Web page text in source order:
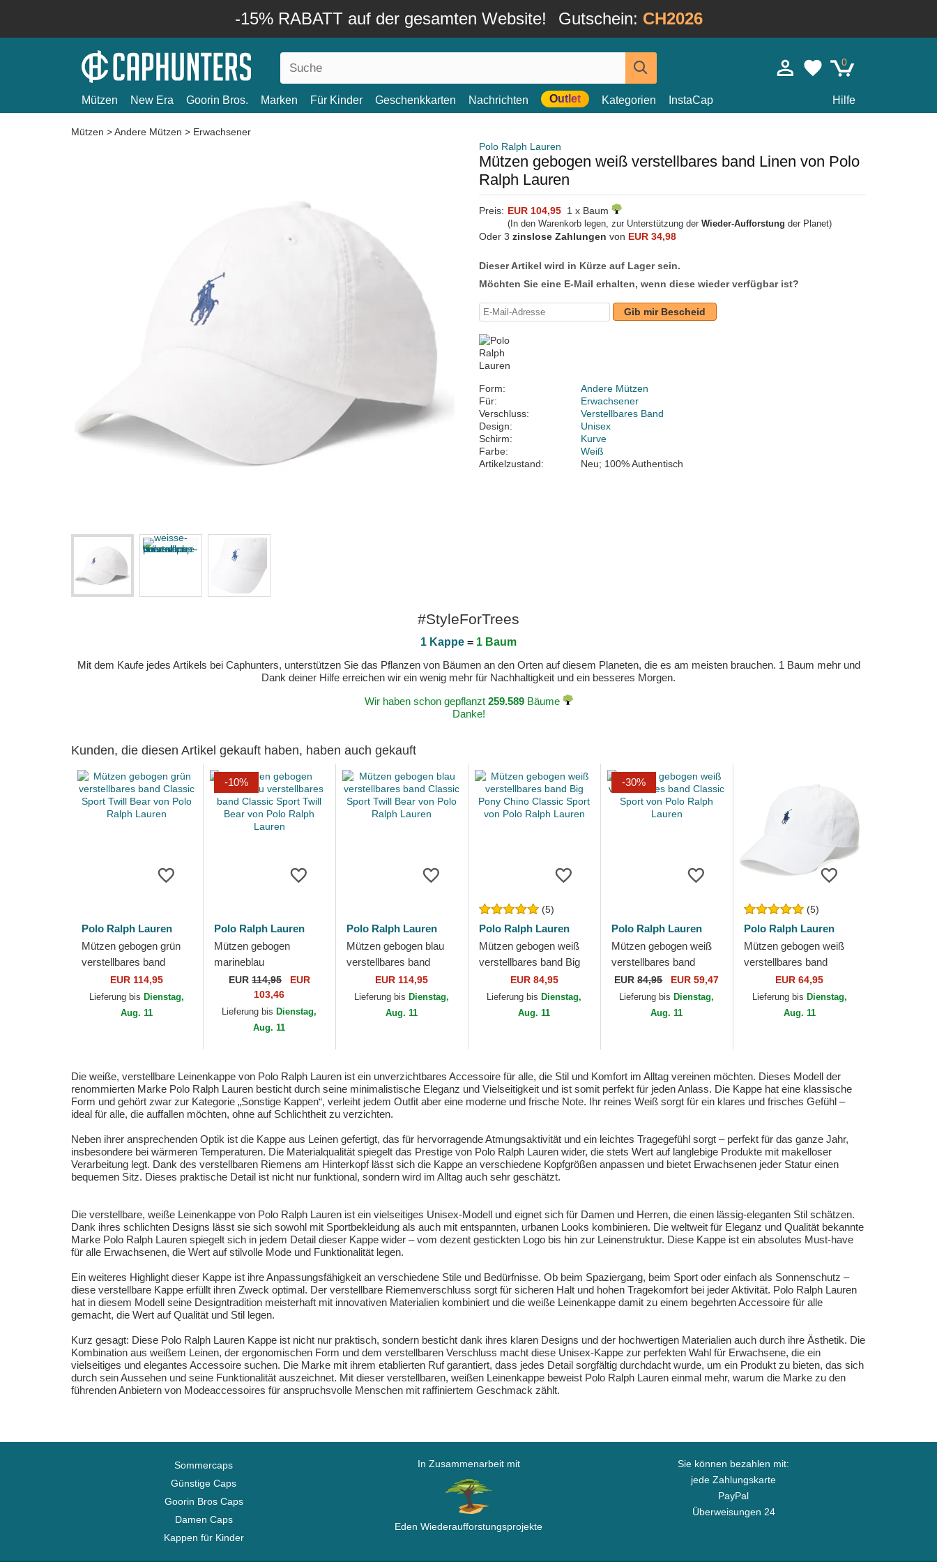
-15% RABATT auf der gesamten Website! Gutschein: CH2026
0
Mützen New Era Goorin Bros. Marken Für Kinder Geschenkkarten Nachrichten Outlet Kategorien InstaCap Hilfe
Mützen >Andere Mützen > Erwachsener
Polo Ralph Lauren
Mützen gebogen weiß verstellbares band Linen von Polo
Ralph Lauren
Preis: EUR 104,95 1 x Baum
(In den Warenkorb legen, zur Unterstützung der Wieder-Aufforstung der Planet)
Oder 3 zinslose Zahlungen von EUR 34,98
Dieser Artikel wird in Kürze auf Lager sein.
Möchten Sie eine E-Mail erhalten, wenn diese wieder verfügbar ist?
Gib mir Bescheid
Form:
Andere Mützen
Für:
Erwachsener
Verschluss:
Verstellbares Band
Design:
Unisex
Schirm:
Kurve
Farbe:
Weiß
Artikelzustand:
Neu; 100% Authentisch
#StyleForTrees
1 Kappe = 1 Baum
Mit dem Kaufe jedes Artikels bei Caphunters, unterstützen Sie das Pflanzen von Bäumen an den Orten auf diesem Planeten, die es am meisten brauchen. 1 Baum mehr und
Dank deiner Hilfe erreichen wir ein wenig mehr für Nachhaltigkeit und ein besseres Morgen.
Wir haben schon gepflanzt 259.589Bäume
Danke!
Kunden, die diesen Artikel gekauft haben, haben auch gekauft
Polo Ralph Lauren
Mützen gebogen grün
verstellbares band
Classic Sport Twill Bear
von Polo Ralph Lauren
EUR 114,95
Lieferung bis Dienstag,
Aug. 11
-10%
Polo Ralph Lauren
Mützen gebogen
marineblau
verstellbares band
Classic Sport Twill Bear
von Polo Ralph Lauren
EUR 114,95
EUR
103,46
Lieferung bis Dienstag,
Aug. 11
Polo Ralph Lauren
Mützen gebogen blau
verstellbares band
Classic Sport Twill Bear
von Polo Ralph Lauren
EUR 114,95
Lieferung bis Dienstag,
Aug. 11
(5)
Polo Ralph Lauren
Mützen gebogen weiß
verstellbares band Big
Pony Chino Classic
Sport von Polo Ralph
EUR 84,95
Lieferung bis Dienstag,
Aug. 11
-30%
Polo Ralph Lauren
Mützen gebogen weiß
verstellbares band
Classic Sport von Polo
Ralph Lauren
EUR84,95 EUR 59,47
Lieferung bis Dienstag,
Aug. 11
(5)
Polo Ralph Lauren
Mützen gebogen weiß
verstellbares band
Cotton Chino Classic
Sport von Polo Ralph
EUR 64,95
Lieferung bis Dienstag,
Aug. 11
Die weiße, verstellbare Leinenkappe von Polo Ralph Lauren ist ein unverzichtbares Accessoire für alle, die Stil und Komfort im Alltag vereinen möchten. Dieses Modell der
renommierten Marke Polo Ralph Lauren besticht durch seine minimalistische Eleganz und Vielseitigkeit und ist somit perfekt für jeden Anlass. Die Kappe hat eine klassische
Form und gehört zwar zur Kategorie „Sonstige Kappen“, verleiht jedem Outfit aber eine moderne und frische Note. Ihr reines Weiß sorgt für ein klares und frisches Gefühl –
ideal für alle, die auffallen möchten, ohne auf Schlichtheit zu verzichten.
Neben ihrer ansprechenden Optik ist die Kappe aus Leinen gefertigt, das für hervorragende Atmungsaktivität und ein leichtes Tragegefühl sorgt – perfekt für das ganze Jahr,
insbesondere bei wärmeren Temperaturen. Die Materialqualität spiegelt das Prestige von Polo Ralph Lauren wider, die stets Wert auf langlebige Produkte mit makelloser
Verarbeitung legt. Dank des verstellbaren Riemens am Hinterkopf lässt sich die Kappe an verschiedene Kopfgrößen anpassen und bietet Erwachsenen jeder Statur einen
bequemen Sitz. Dieses praktische Detail ist nicht nur funktional, sondern wird im Alltag auch sehr geschätzt.
Die verstellbare, weiße Leinenkappe von Polo Ralph Lauren ist ein vielseitiges Unisex-Modell und eignet sich für Damen und Herren, die einen lässig-eleganten Stil schätzen.
Dank ihres schlichten Designs lässt sie sich sowohl mit Sportbekleidung als auch mit entspannten, urbanen Looks kombinieren. Die weltweit für Eleganz und Qualität bekannte
Marke Polo Ralph Lauren spiegelt sich in jedem Detail dieser Kappe wider – vom dezent gestickten Logo bis hin zur Leinenstruktur. Diese Kappe ist ein absolutes Must-have
für alle Erwachsenen, die Wert auf stilvolle Mode und Funktionalität legen.
Ein weiteres Highlight dieser Kappe ist ihre Anpassungsfähigkeit an verschiedene Stile und Bedürfnisse. Ob beim Spaziergang, beim Sport oder einfach als Sonnenschutz –
diese verstellbare Kappe erfüllt ihren Zweck optimal. Der verstellbare Riemenverschluss sorgt für sicheren Halt und hohen Tragekomfort bei jeder Aktivität. Polo Ralph Lauren
hat in diesem Modell seine Designtradition meisterhaft mit innovativen Materialien kombiniert und die weiße Leinenkappe damit zu einem begehrten Accessoire für alle
gemacht, die Wert auf Qualität und Stil legen.
Kurz gesagt: Diese Polo Ralph Lauren Kappe ist nicht nur praktisch, sondern besticht dank ihres klaren Designs und der hochwertigen Materialien auch durch ihre Ästhetik. Die
Kombination aus weißem Leinen, der ergonomischen Form und dem verstellbaren Verschluss macht diese Unisex-Kappe zur perfekten Wahl für Erwachsene, die ein
vielseitiges und elegantes Accessoire suchen. Die Marke mit ihrem etablierten Ruf garantiert, dass jedes Detail sorgfältig durchdacht wurde, um ein Produkt zu bieten, das sich
durch sein Aussehen und seine Funktionalität auszeichnet. Mit dieser verstellbaren, weißen Leinenkappe beweist Polo Ralph Lauren einmal mehr, warum die Marke zu den
führenden Anbietern von Modeaccessoires für anspruchsvolle Menschen mit raffiniertem Geschmack zählt.
Sommercaps
Günstige Caps
Goorin Bros Caps
Damen Caps
Kappen für Kinder
In Zusammenarbeit mit
Eden Wiederaufforstungsprojekte
Sie können bezahlen mit:
jede Zahlungskarte
PayPal
Überweisungen 24